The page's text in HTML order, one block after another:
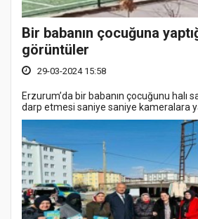
Bir babanın çocuğuna
görüntüler
29-03-2024 15:58
Erzurum’da bir babanın çocuğunu halı
darp etmesi saniye saniye kameralara